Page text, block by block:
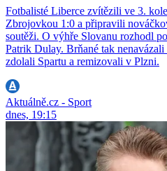
Fotbalisté Liberce zvítězili ve 3.
Zbrojovkou 1:0 a připravili
soutěži. O výhře Slovanu rozhodl
Patrik Dulay. Brňané tak
zdolali Spartu a remizovali v Plzni.
Aktuálně.cz - Sport
dnes, 19:15